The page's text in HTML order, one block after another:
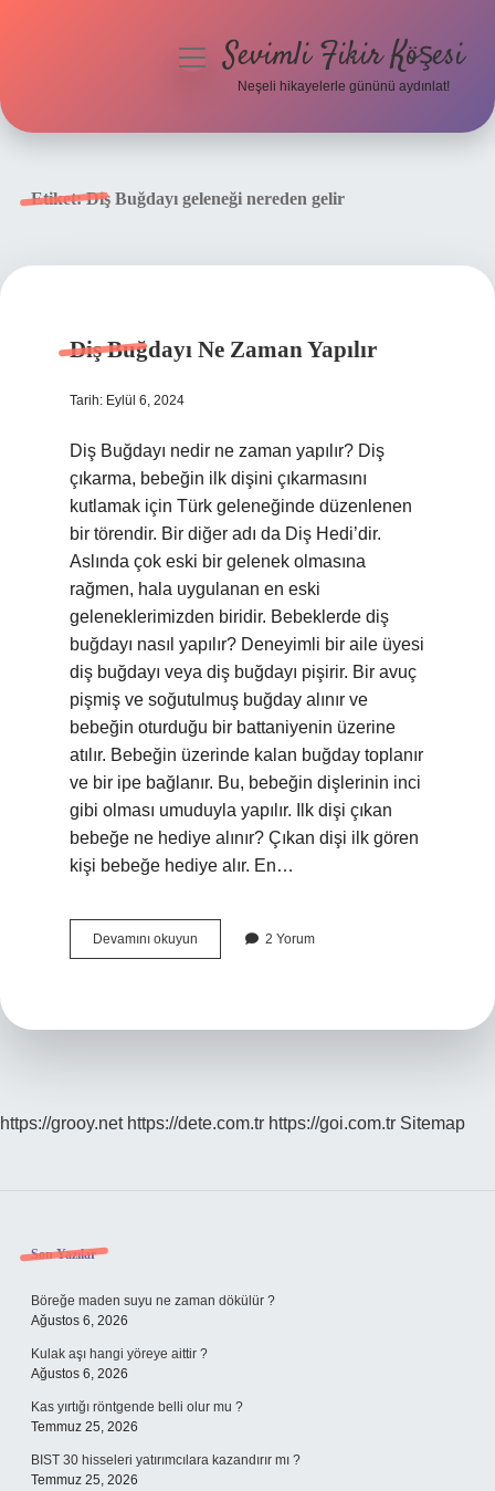
menüyüSevimli Fikir Köşesi
Neşeli hikayelerle gününü aydınlat!
Etiket:Diş Buğdayı geleneği nereden gelir
Diş Buğdayı Ne Zaman Yapılır
Tarih: Eylül 6, 2024
Diş Buğdayı nedir ne zaman yapılır? Diş
çıkarma, bebeğin ilk dişini çıkarmasını
kutlamak için Türk geleneğinde düzenlenen
bir törendir. Bir diğer adı da Diş Hedi’dir.
Aslında çok eski bir gelenek olmasına
rağmen, hala uygulanan en eski
geleneklerimizden biridir. Bebeklerde diş
buğdayı nasıl yapılır? Deneyimli bir aile üyesi
diş buğdayı veya diş buğdayı pişirir. Bir avuç
pişmiş ve soğutulmuş buğday alınır ve
bebeğin oturduğu bir battaniyenin üzerine
atılır. Bebeğin üzerinde kalan buğday toplanır
ve bir ipe bağlanır. Bu, bebeğin dişlerinin inci
gibi olması umuduyla yapılır. Ilk dişi çıkan
bebeğe ne hediye alınır? Çıkan dişi ilk gören
kişi bebeğe hediye alır. En…
Devamını okuyun
Buğdayı
2 Yorum
https://grooy.net https://dete.com.tr https://goi.com.tr Sitemap
Sidebar
Son Yazılar
Böreğe maden suyu ne zaman dökülür ?
Ağustos 6, 2026
Kulak aşı hangi yöreye aittir ?
Ağustos 6, 2026
Kas yırtığı röntgende belli olur mu ?
Temmuz 25, 2026
BIST 30 hisseleri yatırımcılara kazandırır mı ?
Temmuz 25, 2026